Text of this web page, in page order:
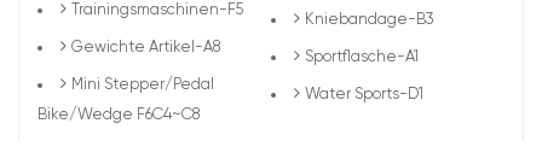
Trainingsmaschinen-F5
Gewichte Artikel-A8
Mini Stepper/Pedal
Bike/Wedge F6C4~C8
Kniebandage-B3
Sportflasche-A1
Water Sports-D1